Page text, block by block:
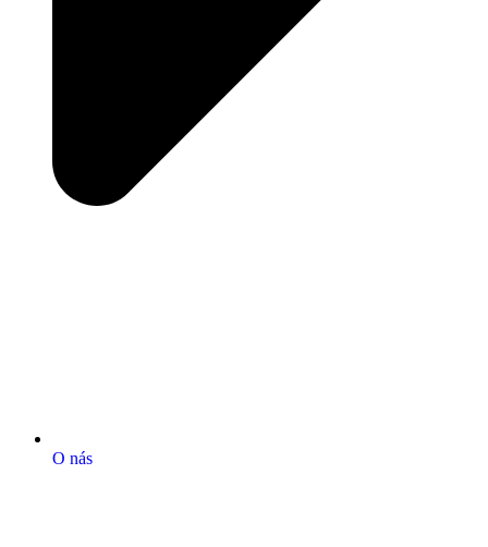
O nás